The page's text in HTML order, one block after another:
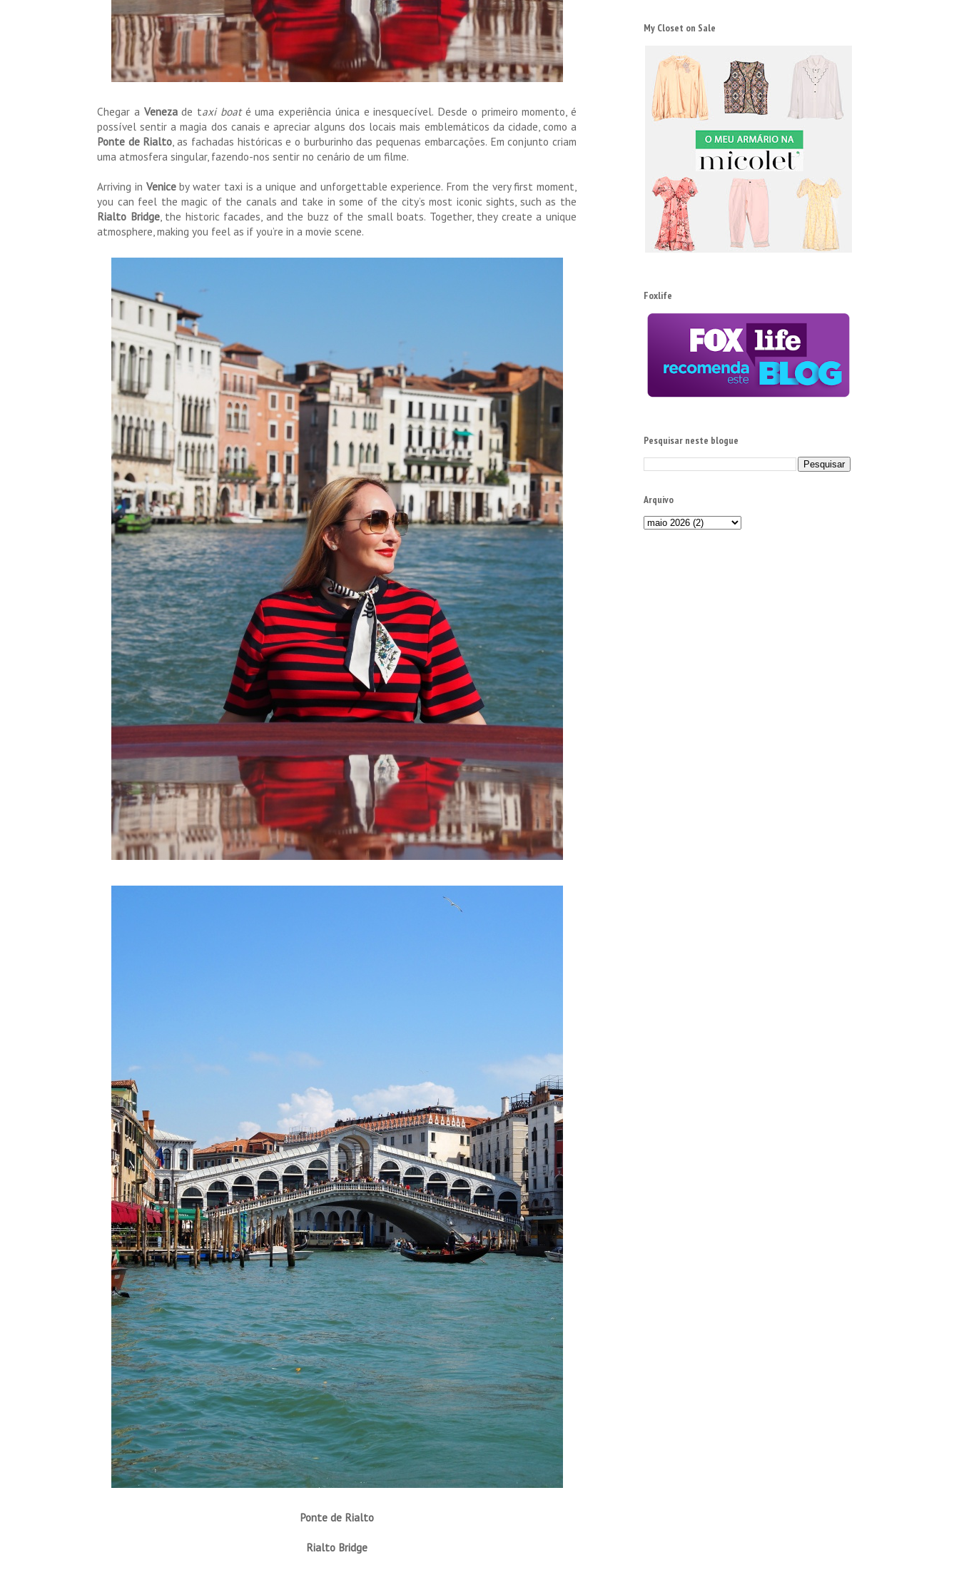
Chegar a Venezade taxi boaté uma experiência única e inesquecível. Desde o primeiro momento, é
possível sentir a magia dos canais e apreciar alguns dos locais mais emblemáticos da cidade, como a
Ponte de Rialto , as fachadas históricas e o burburinho das pequenas embarcações. Em conjunto criam
uma atmosfera singular, fazendo-nos sentir no cenário de um filme.
Arriving in Veniceby water taxi is a unique and unforgettable experience. From the very first moment,
you can feel the magic of the canals and take in some of the city’s most iconic sights, such as the
Rialto Bridge, the historic facades, and the buzz of the small boats. Together, they create a unique
atmosphere, making you feel as if you’re in a movie scene.
Ponte de Rialto
Rialto Bridge
My Closet on Sale
Foxlife
Pesquisar neste blogue
Arquivo